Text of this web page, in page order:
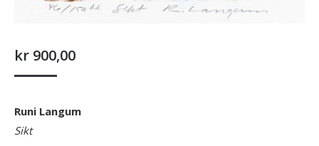
kr 900,00
Runi Langum
Sikt